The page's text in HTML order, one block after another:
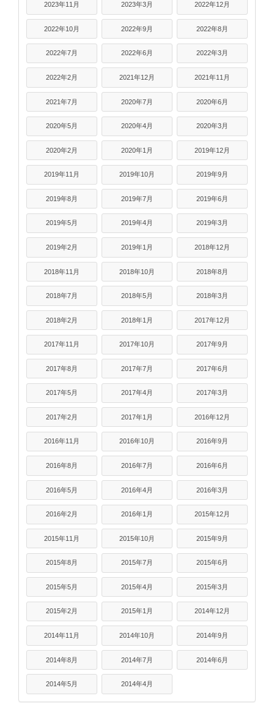
2023年11月 2023年3月 2022年12月
2022年10月 2022年9月 2022年8月
2022年7月 2022年6月 2022年3月
2022年2月 2021年12月 2021年11月
2021年7月 2020年7月 2020年6月
2020年5月 2020年4月 2020年3月
2020年2月 2020年1月 2019年12月
2019年11月 2019年10月 2019年9月
2019年8月 2019年7月 2019年6月
2019年5月 2019年4月 2019年3月
2019年2月 2019年1月 2018年12月
2018年11月 2018年10月 2018年8月
2018年7月 2018年5月 2018年3月
2018年2月 2018年1月 2017年12月
2017年11月 2017年10月 2017年9月
2017年8月 2017年7月 2017年6月
2017年5月 2017年4月 2017年3月
2017年2月 2017年1月 2016年12月
2016年11月 2016年10月 2016年9月
2016年8月 2016年7月 2016年6月
2016年5月 2016年4月 2016年3月
2016年2月 2016年1月 2015年12月
2015年11月 2015年10月 2015年9月
2015年8月 2015年7月 2015年6月
2015年5月 2015年4月 2015年3月
2015年2月 2015年1月 2014年12月
2014年11月 2014年10月 2014年9月
2014年8月 2014年7月 2014年6月
2014年5月 2014年4月